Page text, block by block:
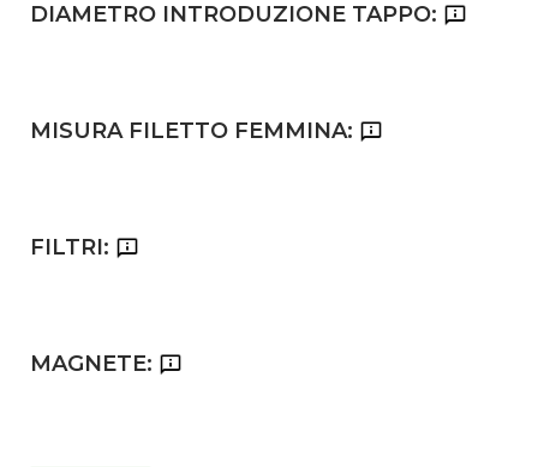
DIAMETRO INTRODUZIONE TAPPO:
MISURA FILETTO FEMMINA:
FILTRI:
MAGNETE: